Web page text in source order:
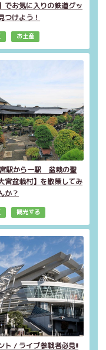
でお気に入りの鉄道グッ
つけよう！
お土産
駅から一駅 盆栽の聖
宮盆栽村】を散策してみ
か？
観光する
ト / ライブ参戦者必見!!